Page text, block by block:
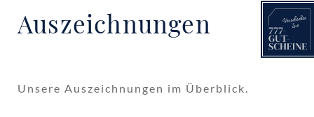
Auszeichnungen
Unsere Auszeichnungen im Überblick.